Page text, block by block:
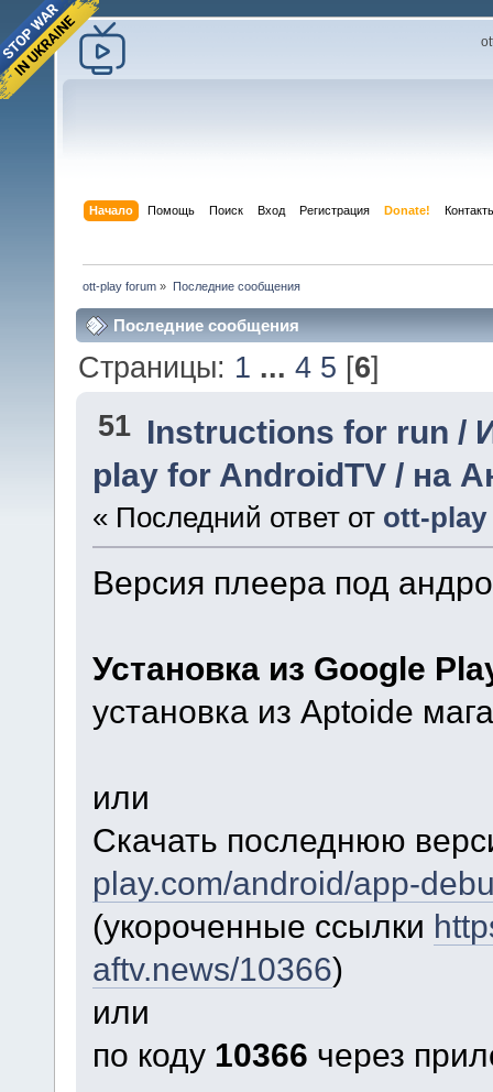
Начало Помощь Поиск Вход Регистрация Donate!
ott-play forum » Последние сообщения
Последние сообщения
Страницы: 1 ...4 5 [6]
51 Instructions for run /
play for AndroidTV / на
« Последний ответ от ott-play
Версия плеера под
Установка из Google
установка из Aptoide
или
Скачать последнюю
play.com/android/app-
(укороченные ссылки
aftv.news/10366)
или
по коду 10366 через